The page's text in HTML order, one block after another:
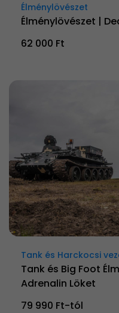
Élménylövészet
Élménylövészet |
62 000 Ft
Tank és Harckocsi
Tank és Big Foot
Adrenalin Löket
79 990 Ft-tól